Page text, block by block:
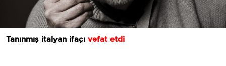
Tanınmış italyan ifaçı vəfat etdi